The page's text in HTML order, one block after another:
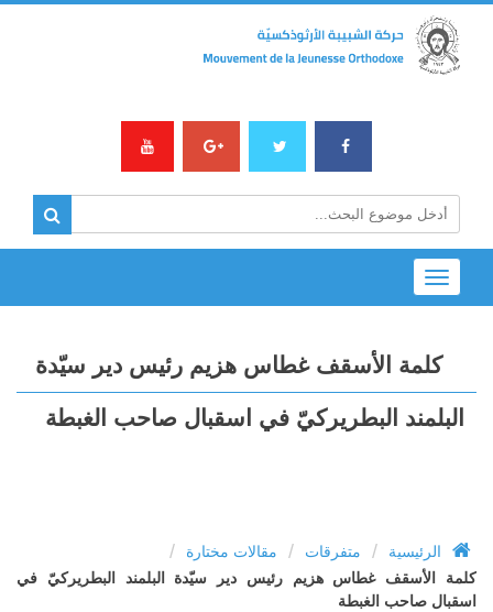
Toggle
navigation
كلمة الأسقف غطاس هزيم رئيس دير سيّدة
البلمند البطريركيّ في اسقبال صاحب الغبطة
الرئيسية / متفرقات / مقالات مختارة /
كلمة الأسقف غطاس هزيم رئيس دير سيّدة البلمند البطريركيّ في
اسقبال صاحب الغبطة